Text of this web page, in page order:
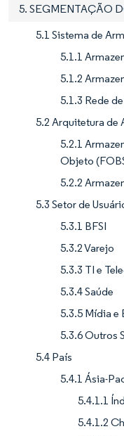
5. SEGMENTAÇÃO
5.1 Sistema de
5.1.1
5.1.2
5.1.3 Rede
5.2 Arquitetura de
5.2.1
Objeto
5.2.2
5.3 Setor de
5.3.1 BFSI
5.3.2 Varejo
5.3.3 TI e
5.3.4 Saúde
5.3.5 Mídia e
5.3.6 Outros
5.4 País
5.4.1 Ásia-
5.4.1.1
5.4.1.2